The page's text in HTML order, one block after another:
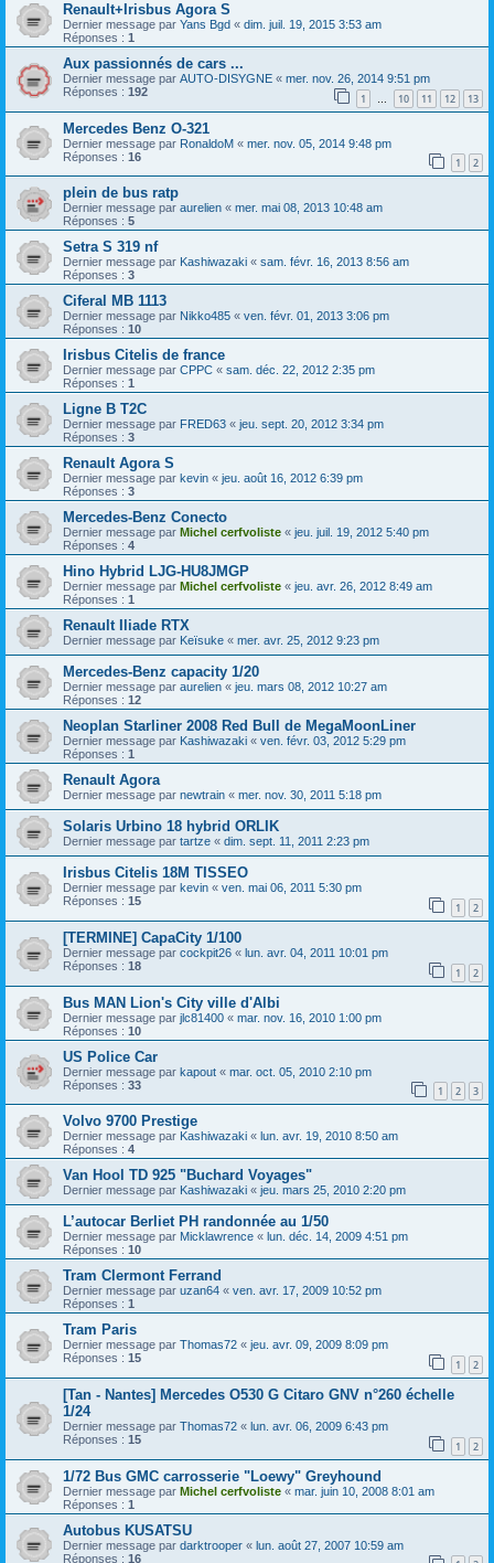
Renault+Irisbus Agora S
Dernier message par Yans Bgd « dim. juil. 19, 2015 3:53 am
Réponses : 1
Aux passionnés de cars ...
Dernier message par AUTO-DISYGNE « mer. nov. 26, 2014 9:51 pm
Réponses : 192 1 … 10 11 12 13
Mercedes Benz O-321
Dernier message par RonaldoM « mer. nov. 05, 2014 9:48 pm
Réponses : 16 1 2
plein de bus ratp
Dernier message par aurelien « mer. mai 08, 2013 10:48 am
Réponses : 5
Setra S 319 nf
Dernier message par Kashiwazaki « sam. févr. 16, 2013 8:56 am
Réponses : 3
Ciferal MB 1113
Dernier message par Nikko485 « ven. févr. 01, 2013 3:06 pm
Réponses : 10
Irisbus Citelis de france
Dernier message par CPPC « sam. déc. 22, 2012 2:35 pm
Réponses : 1
Ligne B T2C
Dernier message par FRED63 « jeu. sept. 20, 2012 3:34 pm
Réponses : 3
Renault Agora S
Dernier message par kevin « jeu. août 16, 2012 6:39 pm
Réponses : 3
Mercedes-Benz Conecto
Dernier message par Michel cerfvoliste « jeu. juil. 19, 2012 5:40 pm
Réponses : 4
Hino Hybrid LJG-HU8JMGP
Dernier message par Michel cerfvoliste « jeu. avr. 26, 2012 8:49 am
Réponses : 1
Renault Iliade RTX
Dernier message par Keïsuke « mer. avr. 25, 2012 9:23 pm
Mercedes-Benz capacity 1/20
Dernier message par aurelien « jeu. mars 08, 2012 10:27 am
Réponses : 12
Neoplan Starliner 2008 Red Bull de MegaMoonLiner
Dernier message par Kashiwazaki « ven. févr. 03, 2012 5:29 pm
Réponses : 1
Renault Agora
Dernier message par newtrain « mer. nov. 30, 2011 5:18 pm
Solaris Urbino 18 hybrid ORLIK
Dernier message par tartze « dim. sept. 11, 2011 2:23 pm
Irisbus Citelis 18M TISSEO
Dernier message par kevin « ven. mai 06, 2011 5:30 pm
Réponses : 15 1 2
[TERMINE] CapaCity 1/100
Dernier message par cockpit26 « lun. avr. 04, 2011 10:01 pm
Réponses : 18 1 2
Bus MAN Lion's City ville d'Albi
Dernier message par jlc81400 « mar. nov. 16, 2010 1:00 pm
Réponses : 10
US Police Car
Dernier message par kapout « mar. oct. 05, 2010 2:10 pm
Réponses : 33 1 2 3
Volvo 9700 Prestige
Dernier message par Kashiwazaki « lun. avr. 19, 2010 8:50 am
Réponses : 4
Van Hool TD 925 "Buchard Voyages"
Dernier message par Kashiwazaki « jeu. mars 25, 2010 2:20 pm
L’autocar Berliet PH randonnée au 1/50
Dernier message par Micklawrence « lun. déc. 14, 2009 4:51 pm
Réponses : 10
Tram Clermont Ferrand
Dernier message par uzan64 « ven. avr. 17, 2009 10:52 pm
Réponses : 1
Tram Paris
Dernier message par Thomas72 « jeu. avr. 09, 2009 8:09 pm
Réponses : 15 1 2
[Tan - Nantes] Mercedes O530 G Citaro GNV n°260 échelle
1/24
Dernier message par Thomas72 « lun. avr. 06, 2009 6:43 pm
Réponses : 15 1 2
1/72 Bus GMC carrosserie "Loewy" Greyhound
Dernier message par Michel cerfvoliste « mar. juin 10, 2008 8:01 am
Réponses : 1
Autobus KUSATSU
Dernier message par darktrooper « lun. août 27, 2007 10:59 am
Réponses : 16